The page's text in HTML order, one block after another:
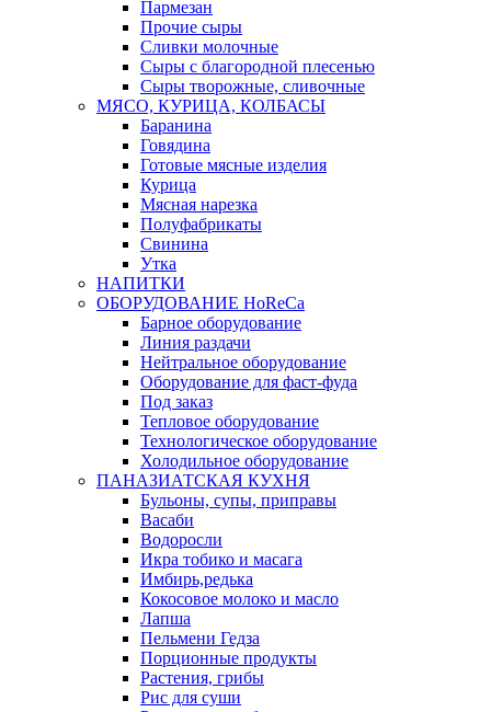
Пармезан
Прочие сыры
Сливки молочные
Сыры с благородной плесенью
Сыры творожные, сливочные
МЯСО, КУРИЦА, КОЛБАСЫ
Баранина
Говядина
Готовые мясные изделия
Курица
Мясная нарезка
Полуфабрикаты
Свинина
Утка
НАПИТКИ
ОБОРУДОВАНИЕ HoReCa
Барное оборудование
Линия раздачи
Нейтральное оборудование
Оборудование для фаст-фуда
Под заказ
Тепловое оборудование
Технологическое оборудование
Холодильное оборудование
ПАНАЗИАТСКАЯ КУХНЯ
Бульоны, супы, приправы
Васаби
Водоросли
Икра тобико и масага
Имбирь,редька
Кокосовое молоко и масло
Лапша
Пельмени Гедза
Порционные продукты
Растения, грибы
Рис для суши